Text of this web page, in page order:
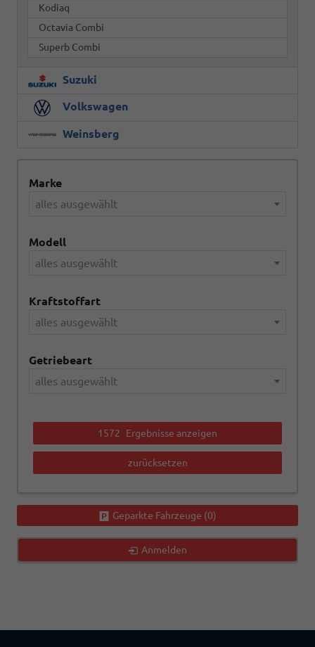
Kodiaq
Octavia Combi
Superb Combi
Suzuki
Volkswagen
Weinsberg
Marke
alles ausgewählt
Modell
alles ausgewählt
Kraftstoffart
alles ausgewählt
Getriebeart
alles ausgewählt
1572 Ergebnisse anzeigen
zurücksetzen
Geparkte Fahrzeuge (0)
Anmelden